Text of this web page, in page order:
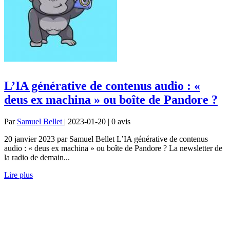
L’IA générative de contenus audio : «
deus ex machina » ou boîte de Pandore ?
Par Samuel Bellet | 2023-01-20 | 0 avis
20 janvier 2023 par Samuel Bellet L’IA générative de contenus
audio : « deus ex machina » ou boîte de Pandore ? La newsletter de
la radio de demain...
Lire plus